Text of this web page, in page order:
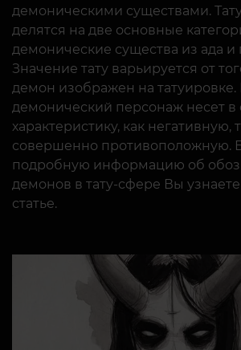
демоническими существами.
делятся на две основные
демонические существа из ада и
Значение тату варьируется от
демон изображен на
демонический персонаж несет в
характеристику, как негативную,
совершенно противоположную.
подробную информацию об
демонов в тату-сфере Вы
статье.